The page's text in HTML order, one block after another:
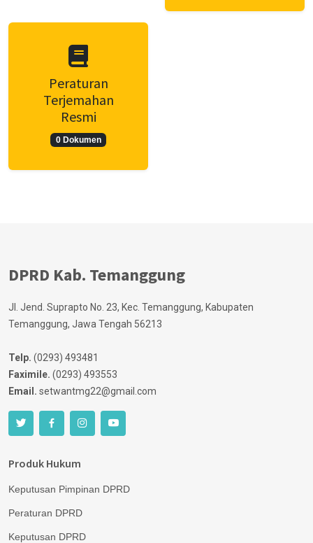
Peraturan
Terjemahan
Resmi
0 Dokumen
DPRD Kab. Temanggung
Jl. Jend. Suprapto No. 23, Kec. Temanggung, Kabupaten
Temanggung, Jawa Tengah 56213
Telp. (0293) 493481
Faximile. (0293) 493553
Email. setwantmg22@gmail.com
Produk Hukum
Keputusan Pimpinan DPRD
Peraturan DPRD
Keputusan DPRD